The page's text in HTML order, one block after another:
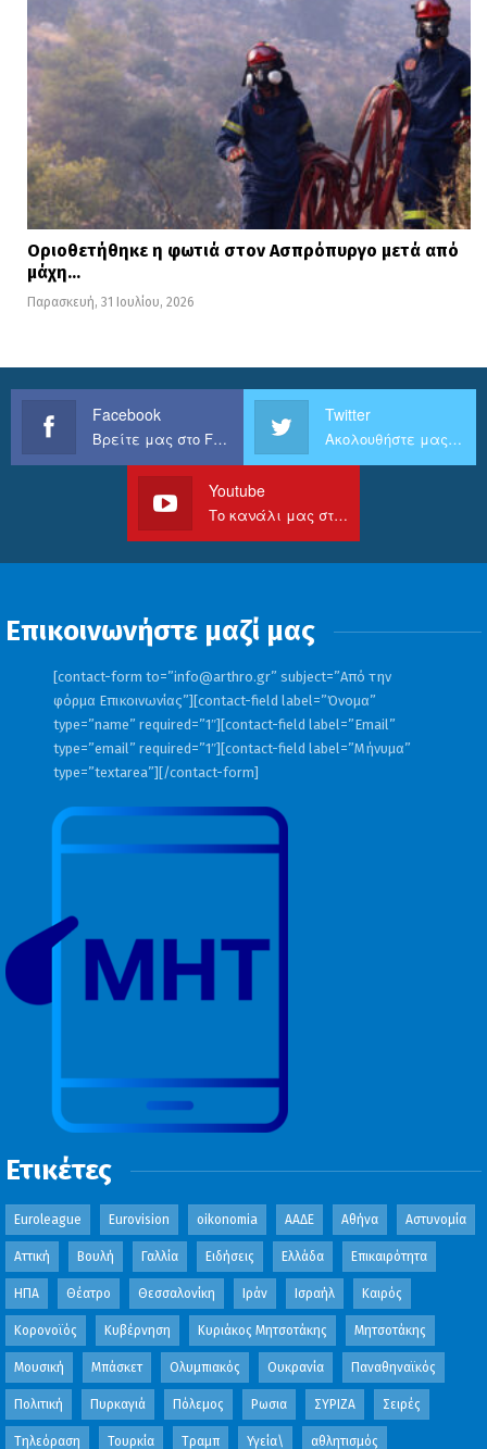
Οριοθετήθηκε η φωτιά στον Ασπρόπυργο μετά από
μάχη…
Παρασκευή, 31 Ιουλίου, 2026
Facebook
Βρείτε μας στο Facebook
Twitter
Ακολουθήστε μας στο Twitter
Youtube
Το κανάλι μας στο Youtube
Επικοινωνήστε μαζί μας
[contact-form to=”info@arthro.gr” subject=”Από την
φόρμα Επικοινωνίας”][contact-field label=”Όνομα”
type=”name” required=”1″][contact-field label=”Email”
type=”email” required=”1″][contact-field label=”Μήνυμα”
type=”textarea”][/contact-form]
Ετικέτες
Euroleague Eurovision oikonomia ΑΑΔΕ Αθήνα Αστυνομία
Αττική Βουλή Γαλλία Ειδήσεις Ελλάδα Επικαιρότητα
ΗΠΑ Θέατρο Θεσσαλονίκη Ιράν Ισραήλ Καιρός
Κορονοϊός Κυβέρνηση Κυριάκος Μητσοτάκης Μητσοτάκης
Μουσική Μπάσκετ Ολυμπιακός Ουκρανία Παναθηναϊκός
Πολιτική Πυρκαγιά Πόλεμος Ρωσια ΣΥΡΙΖΑ Σειρές
Τηλεόραση Τουρκία Τραμπ Υγεία\ αθλητισμός